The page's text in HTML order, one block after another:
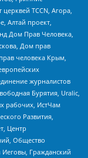
TCCN, Агора,
Алтай проект,
Дом Прав Человека,
Дом прав
человека Крым,
журналистов
Бурятия, Uralic,
рабочих, ИстЧам
Развития,
Центр
Общество
Гражданский